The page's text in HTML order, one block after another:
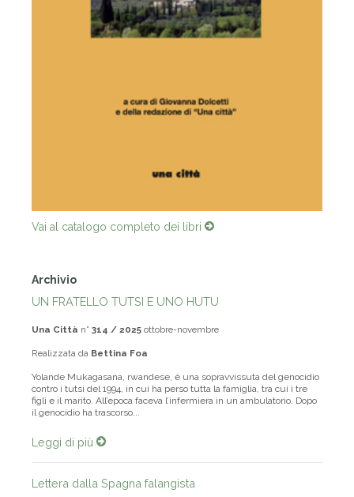
Vai al catalogo completo dei libri
Archivio
UN FRATELLO TUTSI E UNO HUTU
Una Città n° 314 / 2025 ottobre-novembre
Realizzata da Bettina Foa
Yolande Mukagasana, rwandese, è una sopravvissuta del genocidio
contro i tutsi del 1994, in cui ha perso tutta la famiglia, tra cui i tre
figli e il marito. All’epoca faceva l’infermiera in un ambulatorio. Dopo
il genocidio ha trascorso...
Leggi di più
Lettera dalla Spagna falangista